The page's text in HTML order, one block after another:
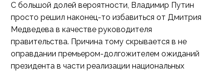
С большой долей вероятности, Владимир Путин
просто решил наконец-то избавиться от Дмитрия
Медведева в качестве руководителя
правительства. Причина тому скрывается в не
оправдании премьером-долгожителем ожиданий
президента в части реализации национальных